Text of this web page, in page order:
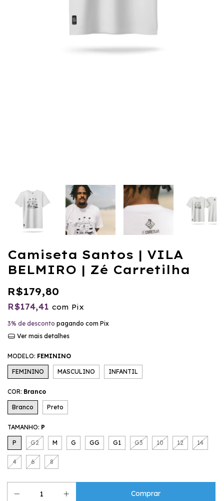
Camiseta Santos | VILA
BELMIRO | Zé Carretilha
R$179,80
R$174,41 com Pix
3% de desconto pagando com Pix
Ver mais detalhes
MODELO: FEMININO
FEMININO MASCULINO INFANTIL
COR: Branco
Branco Preto
TAMANHO: P
P G2 M G GG G1 G3 10 12 14
4 6 8